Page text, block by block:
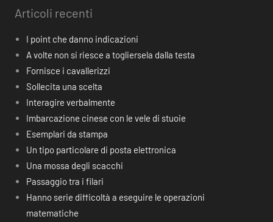
Articoli recenti
I point che danno indicazioni
A volte non si riesce a togliersela dalla testa
Fornisce i cavallerizzi
Sollecita una scelta
Interagire verbalmente
Imbarcazione cinese con le vele di stuoie
Esemplari da stampa
Un tipo particolare di posta elettronica
Una mossa degli scacchi
Passaggio tra i filari
Hanno serie difficoltà a eseguire le operazioni
matematiche